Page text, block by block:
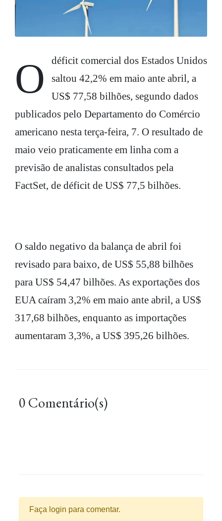
O déficit comercial dos Estados Unidos
saltou 42,2% em maio ante abril, a
US$ 77,58 bilhões, segundo dados
publicados pelo Departamento do Comércio
americano nesta terça-feira, 7. O resultado de
maio veio praticamente em linha com a
previsão de analistas consultados pela
FactSet, de déficit de US$ 77,5 bilhões.
O saldo negativo da balança de abril foi
revisado para baixo, de US$ 55,88 bilhões
para US$ 54,47 bilhões. As exportações dos
EUA caíram 3,2% em maio ante abril, a US$
317,68 bilhões, enquanto as importações
aumentaram 3,3%, a US$ 395,26 bilhões.
0 Comentário(s)
Faça login para comentar.